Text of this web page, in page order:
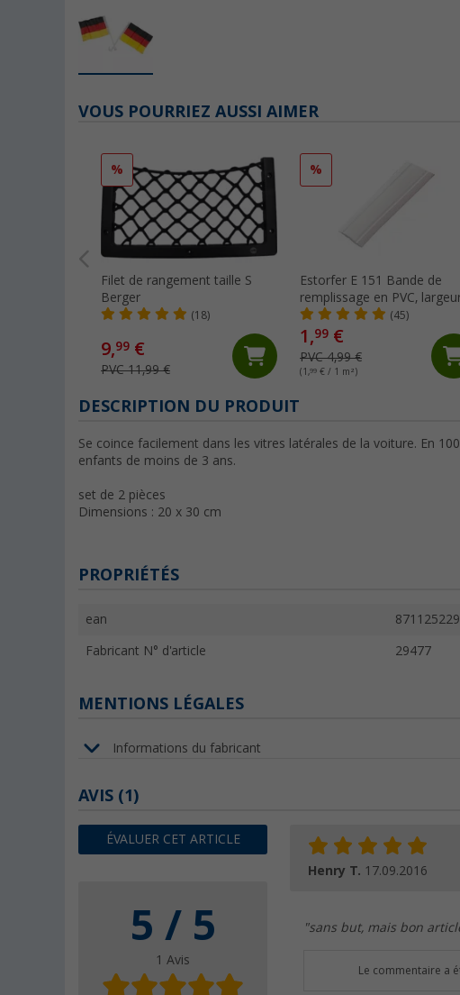
VOUS POURRIEZ AUSSI AIMER
%
Filet de rangement taille S
Berger
(18)
9,99 €
PVC 11,99 €
%
Estorfer E 151 Bande de
remplissage en PVC,
11,8 mm, vendue au mètre,
blanche
(45)
1,99 €
PVC 4,99 €
(1,99 € / 1 m²)
DESCRIPTION DU PRODUIT
Se coince facilement dans les vitres latérales de la voiture. En
enfants de moins de 3 ans.
set de 2 pièces
Dimensions : 20 x 30 cm
PROPRIÉTÉS
ean
Fabricant N° d'article 29477
MENTIONS LÉGALES
Informations du fabricant
AVIS (1)
ÉVALUER CET ARTICLE
5 / 5
1 Avis
Henry T. 17.09.2016
"sans but, mais bon
Le commentaire a